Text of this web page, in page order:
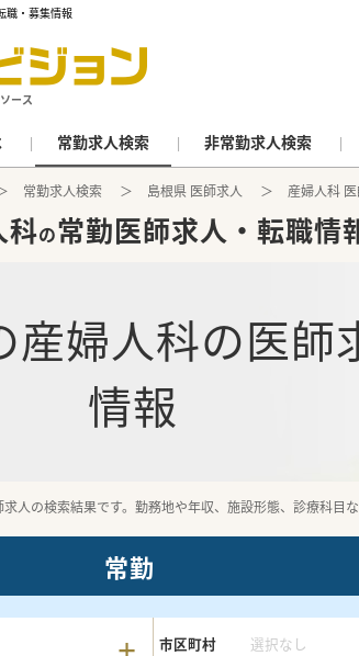
職・募集情報
ース
常勤求人検索 非常勤求人検索
常勤求人検索 島根県 医師求人 産婦人科
科の常勤医師求人・転職情
産婦人科の医師
情報
人の検索結果です。勤務地や年収、施設形態、診療科目
常勤
市区町村 選択なし